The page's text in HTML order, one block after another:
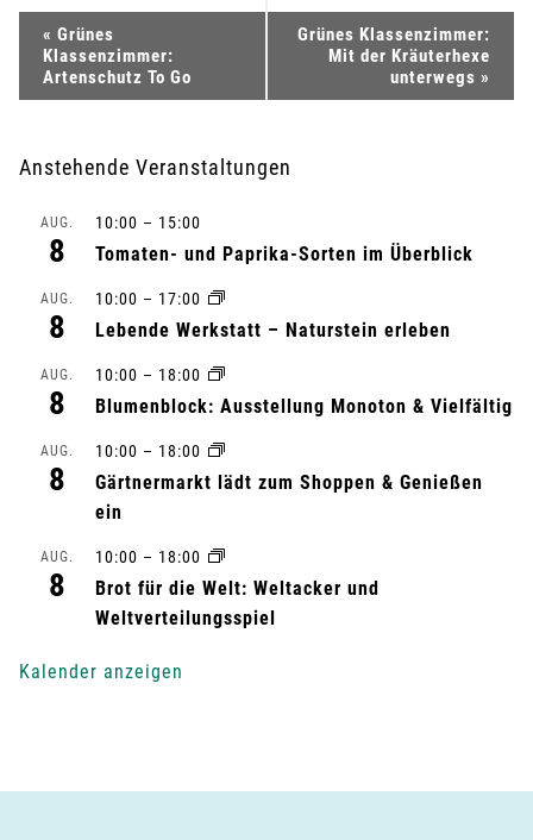
a
a
« Grünes
Klassenzimmer:
Artenschutz To Go
Grünes Klassenzimmer:
Mit der Kräuterhexe
unterwegs »
Anstehende Veranstaltungen
AUG.
8
10:00 – 15:00
Tomaten- und Paprika-Sorten im Überblick
AUG.
8
10:00 – 17:00
Lebende Werkstatt – Naturstein erleben
AUG.
8
10:00 – 18:00
Blumenblock: Ausstellung Monoton & Vielfältig
AUG.
8
10:00 – 18:00
Gärtnermarkt lädt zum Shoppen & Genießen
ein
AUG.
8
10:00 – 18:00
Brot für die Welt: Weltacker und
Weltverteilungsspiel
Kalender anzeigen